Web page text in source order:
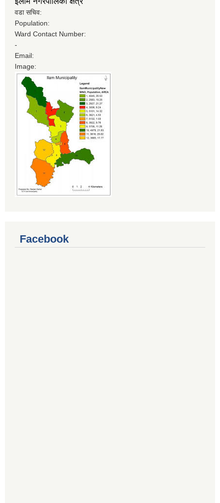
वडा सचिव:
Population:
Ward Contact Number:
-
Email:
Image:
Facebook